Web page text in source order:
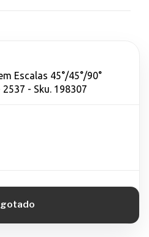
Escalas 45°/45°/90°
- Sku. 198307